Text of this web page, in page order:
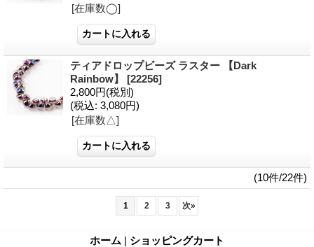
[在庫数◯]
ティアドロップビーズ ラスター 【Dark
Rainbow】 [22256]
2,800円(税別)
(税込: 3,080円)
[在庫数△]
(10件/22件)
1 2 3 次»
ホーム | ショッピングカート